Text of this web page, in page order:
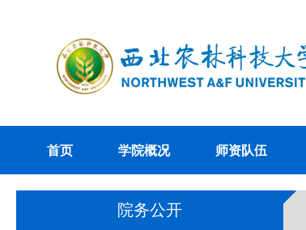
首页 学院概况 师资队伍
院务公开